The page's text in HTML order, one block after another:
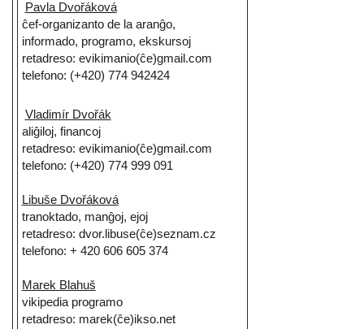
Pavla Dvořáková
ĉef-organizanto de la aranĝo,
informado, programo, ekskursoj
retadreso: evikimanio(ĉe)gmail.com
telefono: (+420) 774 942424
Vladimír Dvořák
aliĝiloj, financoj
retadreso: evikimanio(ĉe)gmail.com
telefono: (+420) 774 999 091
Libuše Dvořáková
tranoktado, manĝoj, ejoj
retadreso: dvor.libuse(ĉe)seznam.cz
telefono: + 420 606 605 374
Marek Blahuš
vikipedia programo
retadreso: marek(ĉe)ikso.net